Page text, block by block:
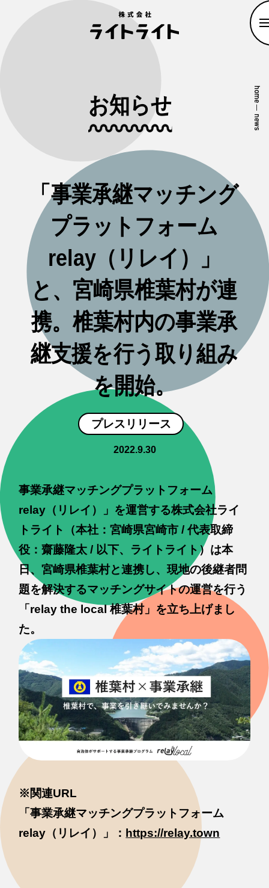
お知らせ
「事業承継マッチング
プラットフォーム
relay（リレイ）」
と、宮崎県椎葉村が連
携。椎葉村内の事業承
継支援を行う取り組み
を開始。
プレスリリース
2022.9.30
home
—
news
事業承継マッチングプラットフォーム
relay（リレイ）」を運営する株式会社ライ
トライト（本社：宮崎県宮崎市 / 代表取締
役：齋藤隆太 / 以下、ライトライト）は本
日、宮崎県椎葉村と連携し、現地の後継者問
題を解決するマッチングサイトの運営を行う
「relay the local 椎葉村」を立ち上げまし
た。
※関連URL
「事業承継マッチングプラットフォーム
relay（リレイ）」： https://relay.town